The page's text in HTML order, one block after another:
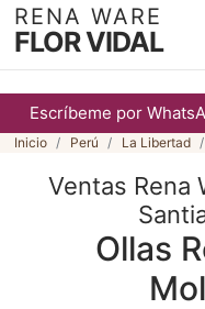
Escríbeme por
RENA WARE
FLOR VIDAL
Inicio Perú La Libertad
Ventas Rena
Ollas